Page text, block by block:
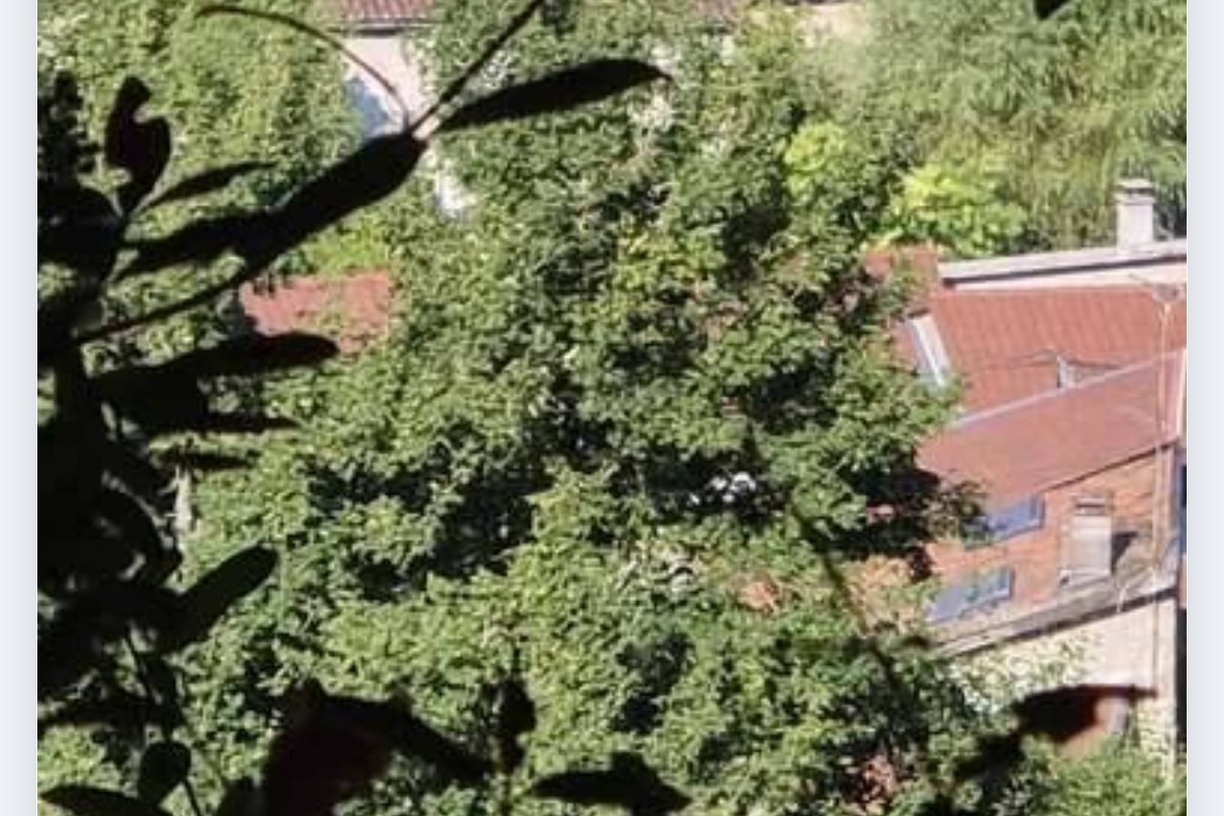
aussi tout ce qui fait la richesse et le dynamisme de
Douvres.
Je tiens à remercier chaleureusement l'ensemble de
l'équipe communication qui s'est investie dans la
réalisation de ce projet. J'adresse également un
remerciement tout particulier à Maël, stagiaire à la
mairie ces dernières semaines, dont l'implication, la
créativité et le professionnalisme ont largement
contribué à la réussite de cette nouvelle version du
site.
Ce lancement marque une nouvelle étape dans notre
communication municipale. Dès la rentrée, d'autres
supports viendront compléter cet outil afin de vous
informer encore davantage sur les projets, les
réalisations et la vie de notre village.
Parce qu'un site internet est un outil vivant, il continue
naturellement à évoluer. Certaines rubriques seront
enrichies, de nouveaux services viendront
progressivement le compléter et quelques
ajustements seront certainement nécessaires. Nous
comptons sur vos remarques, vos suggestions et vos
idées pour le faire évoluer avec vous.
Bienvenue sur votre site.
Un site pour Douvres, un site pour vous.
Je vous souhaite une excellente découverte.